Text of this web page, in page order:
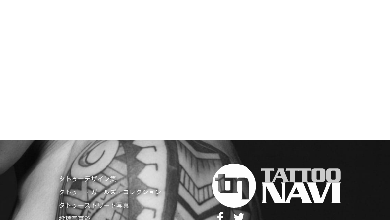
タトゥーデザイン集
タトゥー・ガールズ・コレクション
タトゥーストリート写真